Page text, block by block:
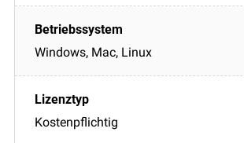
Windows, Mac, Linux
Kostenpflichtig